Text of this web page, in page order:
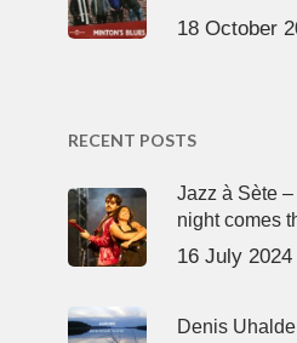
18 October
RECENT POSTS
Jazz à Sète
night comes
16 July 2024
Denis